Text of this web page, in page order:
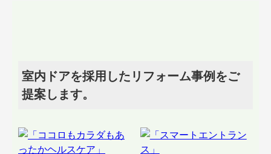
室内ドアを採用したリフォーム事例をご
提案します。